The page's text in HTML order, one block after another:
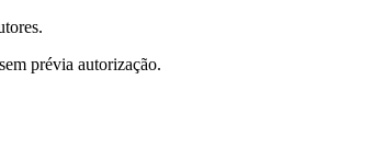
prévia autorização.